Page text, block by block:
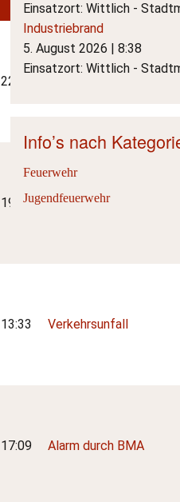
22:34
19:10 Tierrettung
13:33 Verkehrsunfall
17:09 Alarm durch BMA
Einsatzort: Wittlich -
Industriebrand
5. August 2026 | 8:38
Einsatzort: Wittlich -
Info’s nach
Feuerwehr
Jugendfeuerwehr